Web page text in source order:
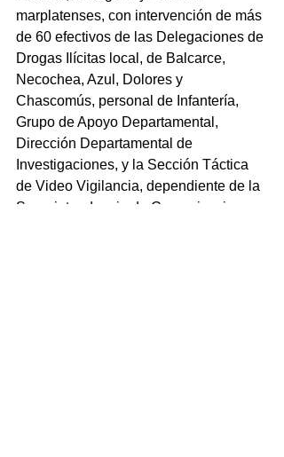
marplatenses, con intervención de más
de 60 efectivos de las Delegaciones de
Drogas Ilícitas local, de Balcarce,
Necochea, Azul, Dolores y
Chascomús, personal de Infantería,
Grupo de Apoyo Departamental,
Dirección Departamental de
Investigaciones, y la Sección Táctica
de Video Vigilancia, dependiente de la
Superintendencia de Comunicaciones.